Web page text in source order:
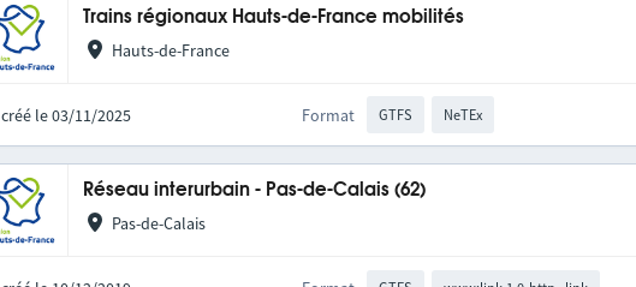
Trains régionaux Hauts-de-France mobilités
Hauts-de-France
créé le 03/11/2025 Format GTFS NeTEx
Réseau interurbain - Pas-de-Calais (62)
Pas-de-Calais